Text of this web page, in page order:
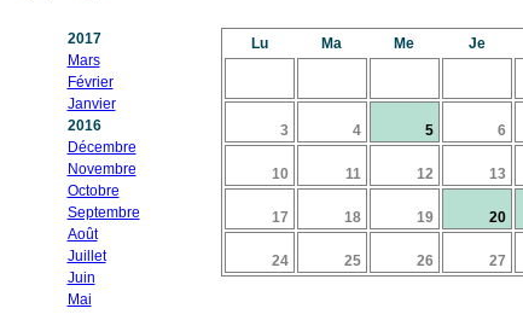
2017
Mars
Février
Janvier
2016
Décembre
Novembre
Octobre
Septembre
Août
Juillet
Juin
Mai
Lu Ma Me Je
3 4 5 6
10 11 12 13
17 18 19 20
24 25 26 27